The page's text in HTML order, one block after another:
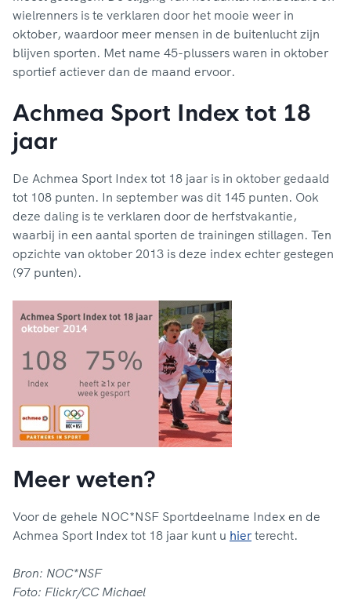
wielrenners is te verklaren door het mooie weer in
oktober, waardoor meer mensen in de buitenlucht zijn
blijven sporten. Met name 45-plussers waren in oktober
sportief actiever dan de maand ervoor.
Achmea Sport Index tot 18
jaar
De Achmea Sport Index tot 18 jaar is in oktober gedaald
tot 108 punten. In september was dit 145 punten. Ook
deze daling is te verklaren door de herfstvakantie,
waarbij in een aantal sporten de trainingen stillagen. Ten
opzichte van oktober 2013 is deze index echter gestegen
(97 punten).
Meer weten?
Voor de gehele NOC*NSF Sportdeelname Index en de
Achmea Sport Index tot 18 jaar kunt u hier terecht.
Bron: NOC*NSF
Foto: Flickr/CC Michael